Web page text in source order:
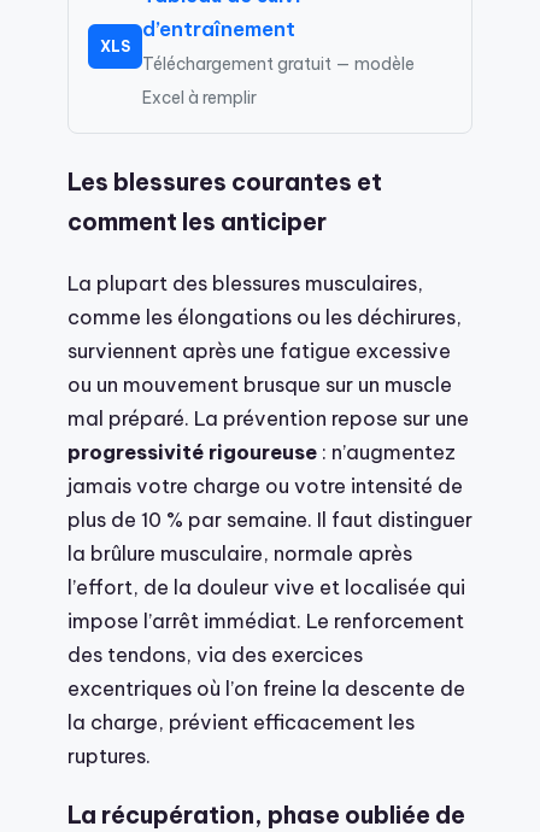
XLS
d’entraînement
Téléchargement gratuit — modèle
Excel à remplir
Les blessures courantes et
comment les anticiper
La plupart des blessures musculaires,
comme les élongations ou les déchirures,
surviennent après une fatigue excessive
ou un mouvement brusque sur un muscle
mal préparé. La prévention repose sur une
progressivité rigoureuse : n’augmentez
jamais votre charge ou votre intensité de
plus de 10 % par semaine. Il faut distinguer
la brûlure musculaire, normale après
l’effort, de la douleur vive et localisée qui
impose l’arrêt immédiat. Le renforcement
des tendons, via des exercices
excentriques où l’on freine la descente de
la charge, prévient efficacement les
ruptures.
La récupération, phase oubliée de